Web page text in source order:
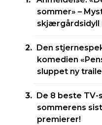
sommer» –
skjærgårdsidyll
Den
komedien
sluppet ny
De 8 beste TV-
sommerens
premierer!